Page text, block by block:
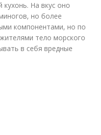
кухонь. На вкус оно
но более
компонентами, но по
тело морского
в себя вредные